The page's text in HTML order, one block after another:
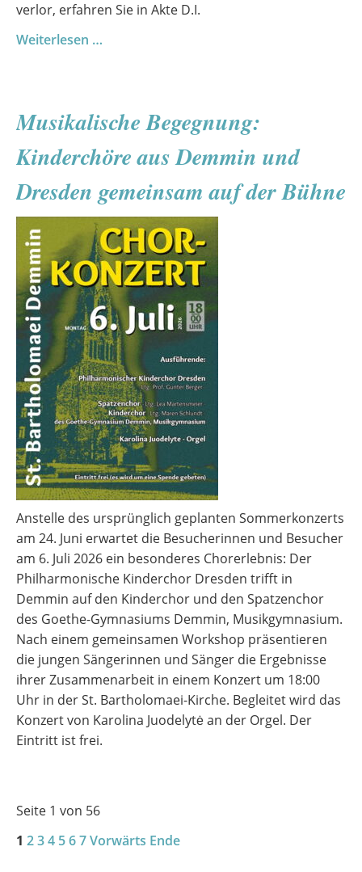
verlor, erfahren Sie in Akte D.I.
Weiterlesen …
–
D.I.
Musikalische Begegnung:
Kinderchöre aus Demmin und
Dresden gemeinsam auf der Bühne
Anstelle des ursprünglich geplanten Sommerkonzerts
am 24. Juni erwartet die Besucherinnen und Besucher
am 6. Juli 2026 ein besonderes Chorerlebnis: Der
Philharmonische Kinderchor Dresden trifft in
Demmin auf den Kinderchor und den Spatzenchor
des Goethe-Gymnasiums Demmin, Musikgymnasium.
Nach einem gemeinsamen Workshop präsentieren
die jungen Sängerinnen und Sänger die Ergebnisse
ihrer Zusammenarbeit in einem Konzert um 18:00
Uhr in der St. Bartholomaei-Kirche. Begleitet wird das
Konzert von Karolina Juodelytė an der Orgel. Der
Eintritt ist frei.
Seite 1 von 56
1 234 567Vorwärts Ende